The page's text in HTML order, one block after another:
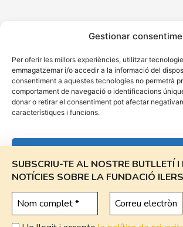
Gestionar
Per oferir les millors experiències, utilitzar
emmagatzemar i/o accedir a la informació del
consentiment a aquestes tecnologies no permetrà
comportament de navegació o identificacions
donar o retirar el consentiment pot afectar
característiques i funcions.
Rebutjar
Veure Preferències
SUBSCRIU-TE AL NOSTRE BUTLLETÍ I
NOTÍCIES SOBRE LA FUNDACIÓ
Subscriu-te al butlletí
© 2026 Fundació Privada
- Tots els drets
Avís Legal|Política de privacitat |
Canal de Denúncies